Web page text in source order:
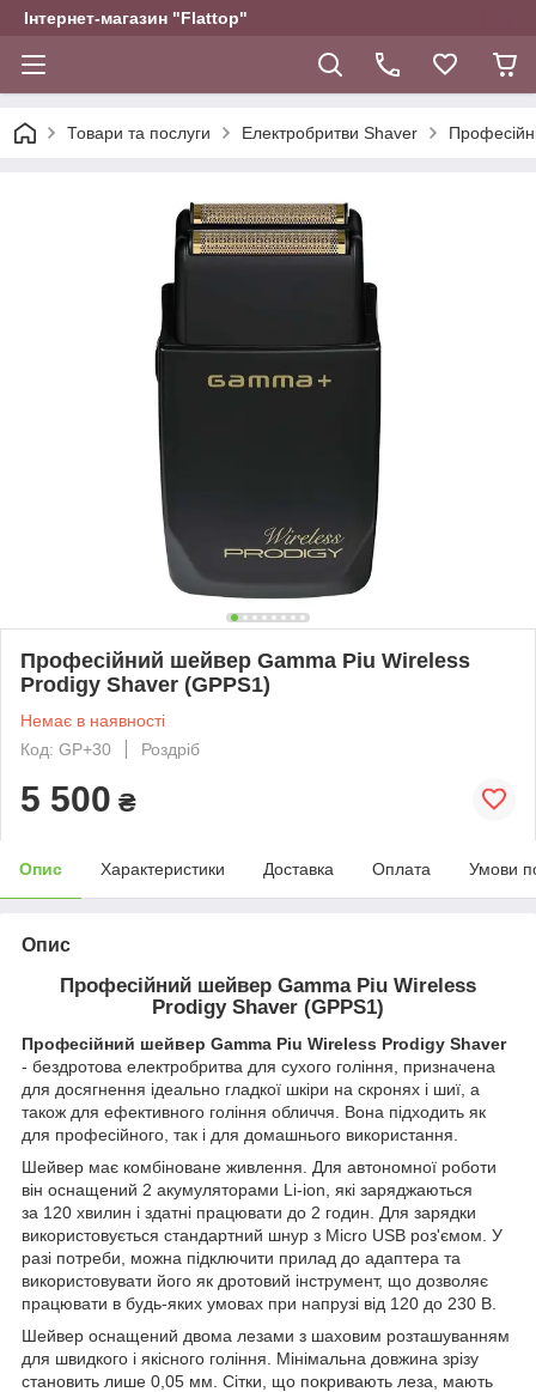
Інтернет-магазин "Flattop"
Товари та послуги Електробритви Shaver
Професійний шейвер Gamma Piu Wireless
Prodigy Shaver (GPPS1)
Немає в наявності
Код: GP+30
Роздріб
5 500 ₴
Опис Характеристики Доставка Оплата Умови
Опис
Професійний шейвер Gamma Piu Wireless
Prodigy Shaver (GPPS1)
Професійний шейвер Gamma Piu Wireless Prodigy Shaver
- бездротова електробритва для сухого гоління, призначена
для досягнення ідеально гладкої шкіри на скронях і шиї, а
також для ефективного гоління обличчя. Вона підходить як
для професійного, так і для домашнього використання.
Шейвер має комбіноване живлення. Для автономної роботи
він оснащений 2 акумуляторами Li-ion, які заряджаються
за 120 хвилин і здатні працювати до 2 годин. Для зарядки
використовується стандартний шнур з Micro USB роз'ємом. У
разі потреби, можна підключити прилад до адаптера та
використовувати його як дротовий інструмент, що дозволяє
працювати в будь-яких умовах при напрузі від 120 до 230 В.
Шейвер оснащений двома лезами з шаховим розташуванням
для швидкого і якісного гоління. Мінімальна довжина зрізу
становить лише 0,05 мм. Сітки, що покривають леза, мають